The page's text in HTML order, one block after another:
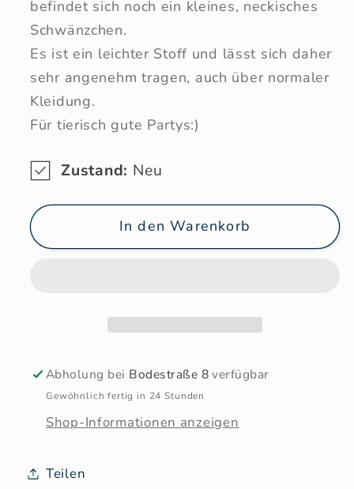
befindet sich noch ein kleines, neckisches
Schwänzchen.
Es ist ein leichter Stoff und lässt sich daher
sehr angenehm tragen, auch über normaler
Kleidung.
Für tierisch gute Partys:)
Zustand: Neu
In den Warenkorb
Abholung bei Bodestraße 8verfügbar
Gewöhnlich fertig in 24 Stunden
Shop-Informationen anzeigen
Teilen